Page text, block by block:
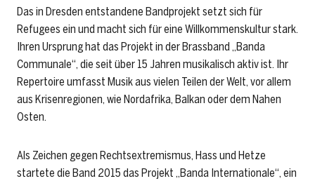
Das in Dresden entstandene Bandprojekt setzt sich für
Refugees ein und macht sich für eine Willkommenskultur stark.
Ihren Ursprung hat das Projekt in der Brassband „Banda
Communale“, die seit über 15 Jahren musikalisch aktiv ist. Ihr
Repertoire umfasst Musik aus vielen Teilen der Welt, vor allem
aus Krisenregionen, wie Nordafrika, Balkan oder dem Nahen
Osten.
Als Zeichen gegen Rechtsextremismus, Hass und Hetze
startete die Band 2015 das Projekt „Banda Internationale“, ein